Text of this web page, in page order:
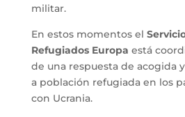
militar.
En estos momentos el
Refugiados Europa está
de una respuesta de acogida
a población refugiada en los
con Ucrania.